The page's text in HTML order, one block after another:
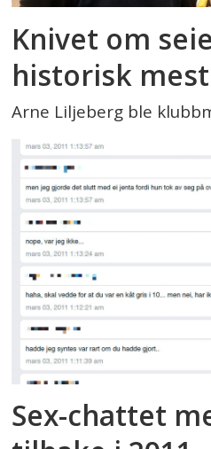
Knivet om
historisk
Arne Liljeberg ble
Sex-chattet